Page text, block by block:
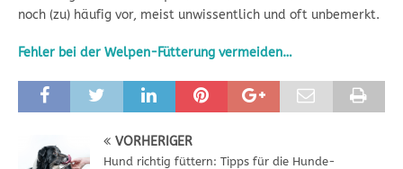
noch (zu) häufig vor, meist unwissentlich und oft unbemerkt.
Fehler bei der Welpen-Fütterung vermeiden…
VORHERIGER
Hund richtig füttern: Tipps für die Hunde-